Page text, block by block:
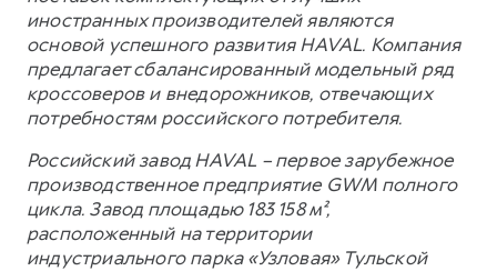
иностранных производителей являются
основой успешного развития HAVAL. Компания
предлагает сбалансированный модельный ряд
кроссоверов и внедорожников, отвечающих
потребностям российского потребителя.
Российский завод HAVAL – первое зарубежное
производственное предприятие GWM полного
цикла. Завод площадью 183 158 м²,
расположенный на территории
индустриального парка «Узловая» Тульской